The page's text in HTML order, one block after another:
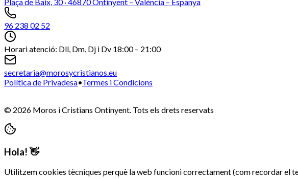
96 238 02 52
Horari atenció: Dll, Dm, Dj i Dv 18:00 – 21:00
secretaria@morosycristianos.eu
Política de Privadesa•Termes i Condicions
© 2026 Moros i Cristians Ontinyent. Tots els drets reservats
Hola! 👋
Utilitzem cookies tècniques perquè la web funcioni correctament (com recordar el